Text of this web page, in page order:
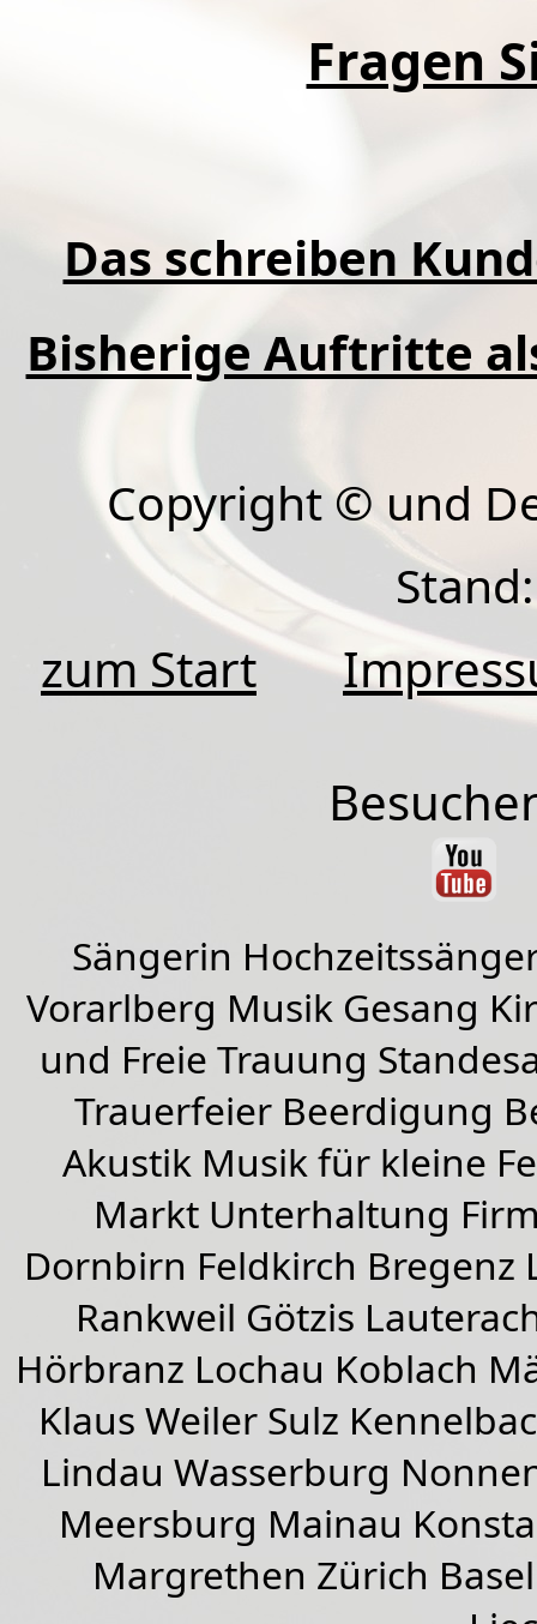
Fragen
Das schreiben
Bisherige Auftritte
Copyright © und
zum Start
Sängerin
Vorarlberg Musik Gesang
und Freie Trauung
Trauerfeier Beerdigung
Akustik Musik für kleine
Markt Unterhaltung
Dornbirn Feldkirch Bregenz
Rankweil Götzis
Hörbranz Lochau Koblach
Klaus Weiler Sulz
Lindau Wasserburg
Meersburg Mainau
Margrethen Zürich